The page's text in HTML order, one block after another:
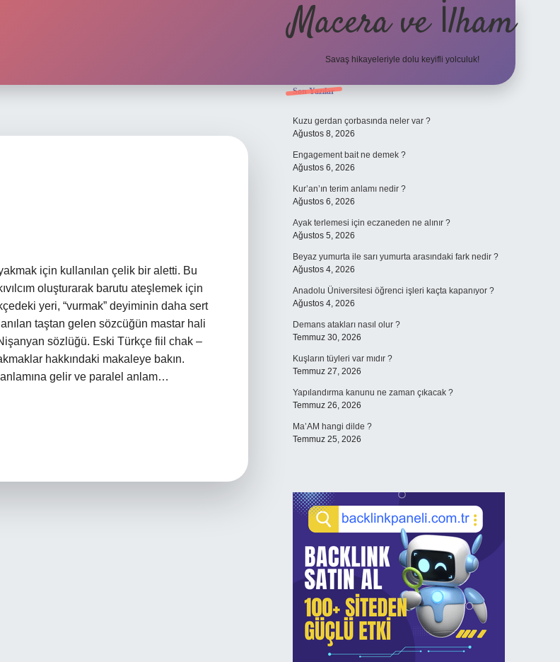
Macera ve İlham
Savaş hikayeleriyle dolu keyifli yolculuk!
için kullanılan çelik bir aletti. Bu
oluşturarak barutu ateşlemek için
yeri, “vurmak” deyiminin daha sert
taştan gelen sözcüğün mastar hali
sözlüğü. Eski Türkçe fiil chak –
hakkındaki makaleye bakın.
gelir ve paralel anlam…
Sidebar
Son Yazılar
Kuzu gerdan çorbasında neler var ?
Ağustos 8, 2026
Engagement bait ne demek ?
Ağustos 6, 2026
Kur’an’ın terim anlamı nedir ?
Ağustos 6, 2026
Ayak terlemesi için eczaneden ne alınır ?
Ağustos 5, 2026
Beyaz yumurta ile sarı yumurta arasındaki fark nedir ?
Ağustos 4, 2026
Anadolu Üniversitesi öğrenci işleri kaçta kapanıyor ?
Ağustos 4, 2026
Demans atakları nasıl olur ?
Temmuz 30, 2026
Kuşların tüyleri var mıdır ?
Temmuz 27, 2026
Yapılandırma kanunu ne zaman çıkacak ?
Temmuz 26, 2026
Ma’AM hangi dilde ?
Temmuz 25, 2026